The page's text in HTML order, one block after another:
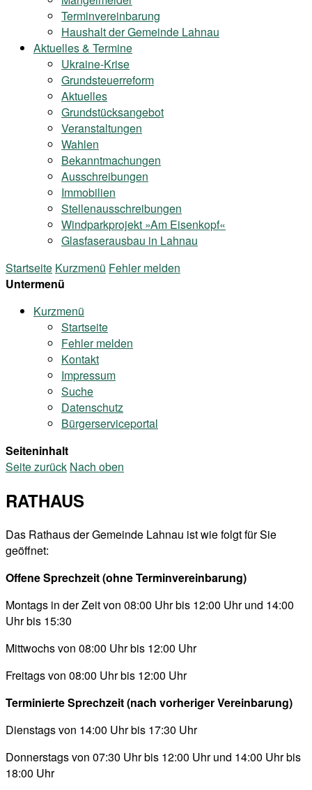
Terminvereinbarung
Haushalt der Gemeinde Lahnau
Aktuelles & Termine
Ukraine-Krise
Grundsteuerreform
Aktuelles
Grundstücksangebot
Veranstaltungen
Wahlen
Bekanntmachungen
Ausschreibungen
Immobilien
Stellenausschreibungen
Windparkprojekt »Am Eisenkopf«
Glasfaserausbau in Lahnau
Startseite Kurzmenü Fehler melden
Untermenü
Kurzmenü
Startseite
Fehler melden
Kontakt
Impressum
Suche
Datenschutz
Bürgerserviceportal
Seiteninhalt
Seite zurück Nach oben
RATHAUS
Das Rathaus der Gemeinde Lahnau ist wie folgt für Sie
geöffnet:
Offene Sprechzeit (ohne Terminvereinbarung)
Montags in der Zeit von 08:00 Uhr bis 12:00 Uhr und 14:00
Uhr bis 15:30
Mittwochs von 08:00 Uhr bis 12:00 Uhr
Freitags von 08:00 Uhr bis 12:00 Uhr
Terminierte Sprechzeit (nach vorheriger Vereinbarung)
Dienstags von 14:00 Uhr bis 17:30 Uhr
Donnerstags von 07:30 Uhr bis 12:00 Uhr und 14:00 Uhr bis
18:00 Uhr